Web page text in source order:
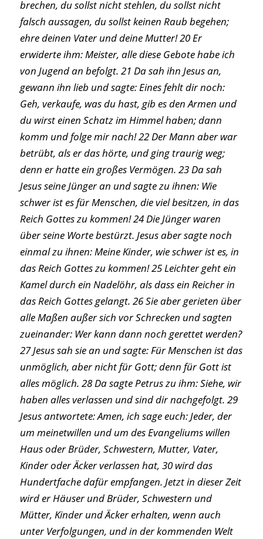
brechen, du sollst nicht stehlen, du sollst nicht
falsch aussagen, du sollst keinen Raub begehen;
ehre deinen Vater und deine Mutter! 20 Er
erwiderte ihm: Meister, alle diese Gebote habe ich
von Jugend an befolgt. 21 Da sah ihn Jesus an,
gewann ihn lieb und sagte: Eines fehlt dir noch:
Geh, verkaufe, was du hast, gib es den Armen und
du wirst einen Schatz im Himmel haben; dann
komm und folge mir nach! 22 Der Mann aber war
betrübt, als er das hörte, und ging traurig weg;
denn er hatte ein großes Vermögen. 23 Da sah
Jesus seine Jünger an und sagte zu ihnen: Wie
schwer ist es für Menschen, die viel besitzen, in das
Reich Gottes zu kommen! 24 Die Jünger waren
über seine Worte bestürzt. Jesus aber sagte noch
einmal zu ihnen: Meine Kinder, wie schwer ist es, in
das Reich Gottes zu kommen! 25 Leichter geht ein
Kamel durch ein Nadelöhr, als dass ein Reicher in
das Reich Gottes gelangt. 26 Sie aber gerieten über
alle Maßen außer sich vor Schrecken und sagten
zueinander: Wer kann dann noch gerettet werden?
27 Jesus sah sie an und sagte: Für Menschen ist das
unmöglich, aber nicht für Gott; denn für Gott ist
alles möglich. 28 Da sagte Petrus zu ihm: Siehe, wir
haben alles verlassen und sind dir nachgefolgt. 29
Jesus antwortete: Amen, ich sage euch: Jeder, der
um meinetwillen und um des Evangeliums willen
Haus oder Brüder, Schwestern, Mutter, Vater,
Kinder oder Äcker verlassen hat, 30 wird das
Hundertfache dafür empfangen. Jetzt in dieser Zeit
wird er Häuser und Brüder, Schwestern und
Mütter, Kinder und Äcker erhalten, wenn auch
unter Verfolgungen, und in der kommenden Welt